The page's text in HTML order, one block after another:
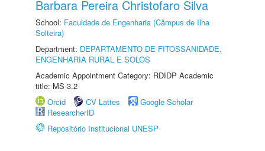
Barbara Pereira Christofaro Silva
School: Faculdade de Engenharia (Câmpus de Ilha
Solteira)
Department: DEPARTAMENTO DE FITOSSANIDADE,
ENGENHARIA RURAL E SOLOS
Academic Appointment Category: RDIDP Academic
title: MS-3.2
Orcid
CV Lattes
Google Scholar
ResearcherID
Repositório Institucional UNESP